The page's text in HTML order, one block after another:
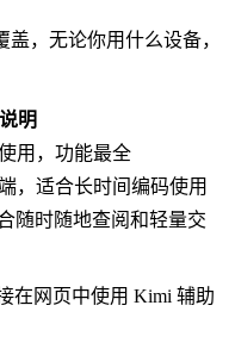
，无论你用什么设备，
说明
用，功能最全
，适合长时间编码使用
随时随地查阅和轻量交
在网页中使用 Kimi 辅助